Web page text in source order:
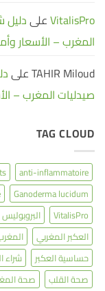
VitalisProعلىدليل
المغرب – الأسعار
TAHIR Miloudعلى
صيدليات المغرب –
TAG CLOUD
anti-inflammatoire
Ganoderma lucidum
VitalisPro
البروبوليس
العكبر المغربي
حساسية العكبر
شراء
صحة القلب
صحة